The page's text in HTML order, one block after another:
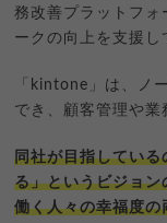
務改善プラットフ
ークの向上を支援し
「kintone」は、ノ
でき、顧客管理や業
同社が目指してい
る」というビジョ
働く人々の幸福度の